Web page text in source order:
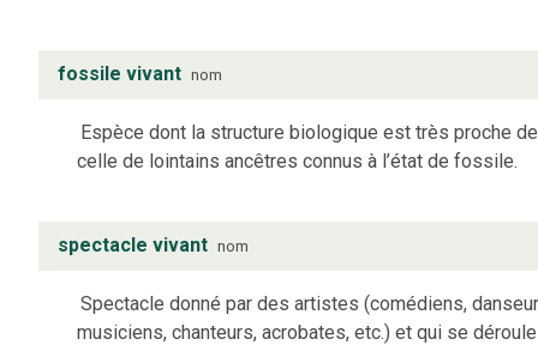
fossile vivant nom
Espèce dont la structure biologique est très proche de
celle de lointains ancêtres connus à l’état de fossile.
spectacle vivant nom
Spectacle donné par des artistes (comédiens,
musiciens, chanteurs, acrobates, etc.) et qui se déroule